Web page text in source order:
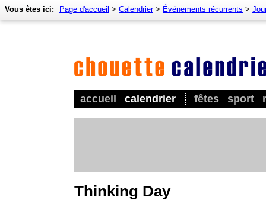
accueil calendrier fêtes sport
Vous êtes ici: Page d'accueil > Calendrier> Événements récurrents >
Thinking Day